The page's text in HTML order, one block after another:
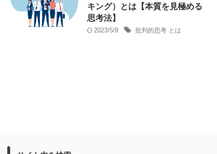
キング）とは【本質を見極める
思考法】
2023/5/9 批判的思考 とは